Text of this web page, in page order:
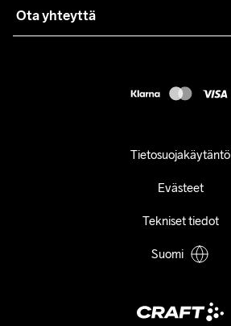
Asiakaspalvelu
Ota yhteyttä
Tietosuojakäytäntö
Evästeet
Tekniset tiedot
Suomi